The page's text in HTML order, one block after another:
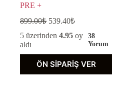
PRE +
899.00₺ 539.40₺
5 üzerinden 4.95 oy
aldı
38
Yorum
ÖN SIPARIŞ VER